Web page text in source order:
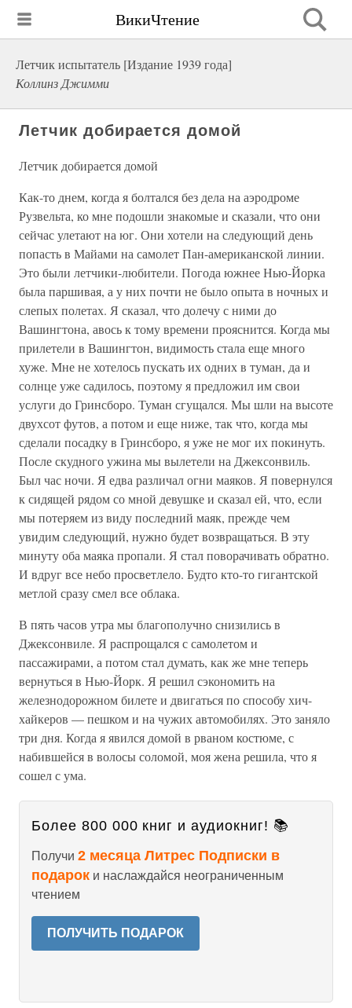
ВикиЧтение
Летчик испытатель [Издание 1939 года]
Коллинз Джимми
Летчик добирается домой
Летчик добирается домой
Как-то днем, когда я болтался без дела на аэродроме
Рузвельта, ко мне подошли знакомые и сказали, что они
сейчас улетают на юг. Они хотели на следующий день
попасть в Майами на самолет Пан-американской линии.
Это были летчики-любители. Погода южнее Нью-Йорка
была паршивая, а у них почти не было опыта в ночных и
слепых полетах. Я сказал, что долечу с ними до
Вашингтона, авось к тому времени прояснится. Когда мы
прилетели в Вашингтон, видимость стала еще много
хуже. Мне не хотелось пускать их одних в туман, да и
солнце уже садилось, поэтому я предложил им свои
услуги до Гринсборо. Туман сгущался. Мы шли на высоте
двухсот футов, а потом и еще ниже, так что, когда мы
сделали посадку в Гринсборо, я уже не мог их покинуть.
После скудного ужина мы вылетели на Джексонвиль.
Был час ночи. Я едва различал огни маяков. Я повернулся
к сидящей рядом со мной девушке и сказал ей, что, если
мы потеряем из виду последний маяк, прежде чем
увидим следующий, нужно будет возвращаться. В эту
минуту оба маяка пропали. Я стал поворачивать обратно.
И вдруг все небо просветлело. Будто кто-то гигантской
метлой сразу смел все облака.
В пять часов утра мы благополучно снизились в
Джексонвиле. Я распрощался с самолетом и
пассажирами, а потом стал думать, как же мне теперь
вернуться в Нью-Йорк. Я решил сэкономить на
железнодорожном билете и двигаться по способу хич-
хайкеров — пешком и на чужих автомобилях. Это заняло
три дня. Когда я явился домой в рваном костюме, с
набившейся в волосы соломой, моя жена решила, что я
сошел с ума.
Более 800 000 книг и аудиокниг! 📚
Получи 2 месяца Литрес Подписки в
подарок и наслаждайся неограниченным
чтением
ПОЛУЧИТЬ ПОДАРОК